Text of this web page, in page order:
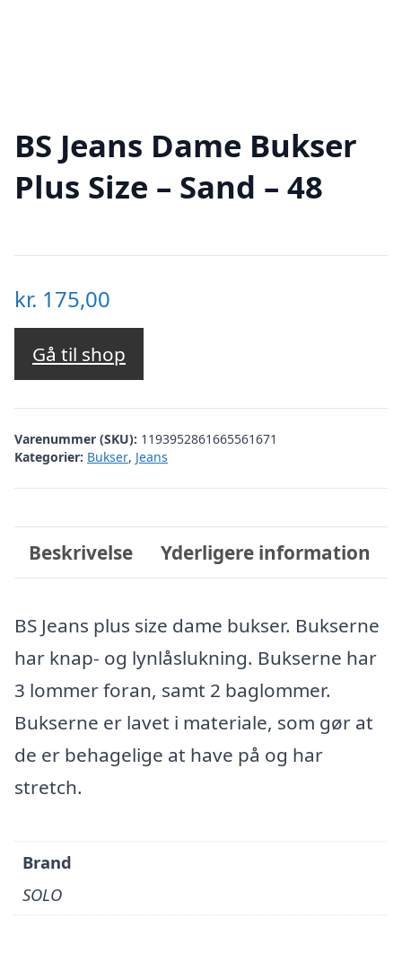
BS Jeans Dame Bukser
Plus Size – Sand – 48
kr. 175,00
Gå til shop
Varenummer (SKU): 1193952861665561671
Kategorier: Bukser, Jeans
Beskrivelse Yderligere information
BS Jeans plus size dame bukser. Bukserne
har knap- og lynlåslukning. Bukserne har
3 lommer foran, samt 2 baglommer.
Bukserne er lavet i materiale, som gør at
de er behagelige at have på og har
stretch.
Brand
SOLO